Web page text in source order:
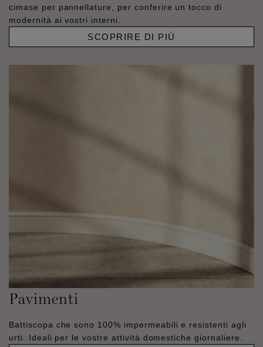
cimase per pannellature, per conferire un tocco di
modernità ai vostri interni.
SCOPRIRE DI PIÙ
Pavimenti
Battiscopa che sono 100% impermeabili e resistenti agli
urti. Ideali per le vostre attività domestiche giornaliere.